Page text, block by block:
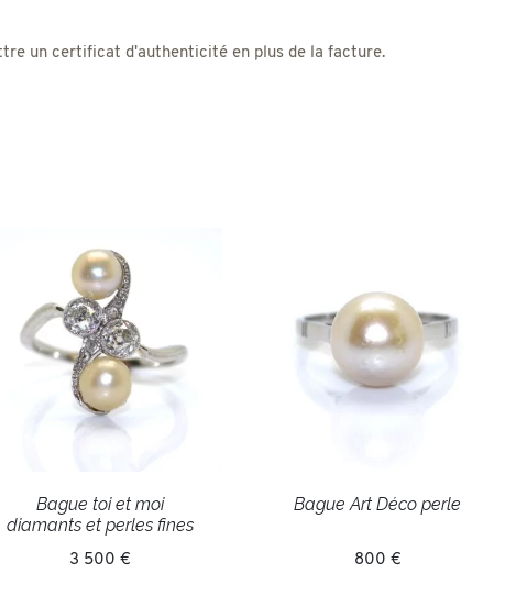
un certificat d'authenticité en plus de la facture.
Bague toi et moi
diamants et perles fines
3 500 €
Bague Art Déco perle
800 €